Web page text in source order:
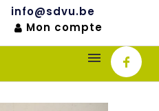
info@sdvu.be
Mon compte